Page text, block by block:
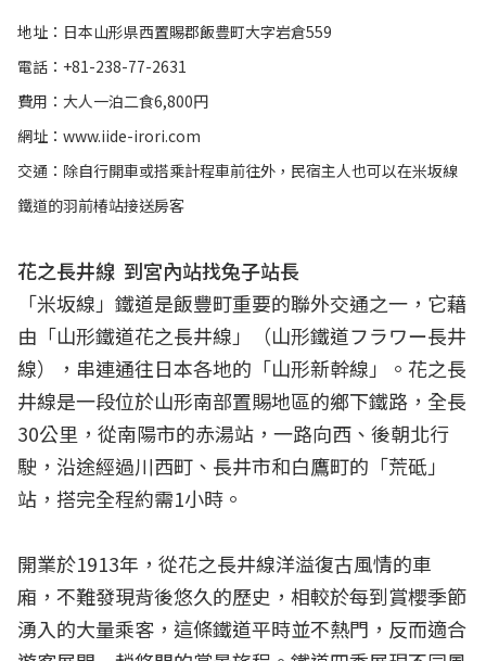
地址：日本山形県西置賜郡飯豊町大字岩倉559
電話：+81-238-77-2631
費用：大人一泊二食6,800円
網址：www.iide-irori.com
交通：除自行開車或搭乘計程車前往外，民宿主人也可以在米坂線
鐵道的羽前椿站接送房客
花之長井線 到宮內站找兔子站長
「米坂線」鐵道是飯豐町重要的聯外交通之一，它藉
由「山形鐵道花之長井線」（山形鐵道フラワー長井
線），串連通往日本各地的「山形新幹線」。花之長
井線是一段位於山形南部置賜地區的鄉下鐵路，全長
30公里，從南陽市的赤湯站，一路向西、後朝北行
駛，沿途經過川西町、長井市和白鷹町的「荒砥」
站，搭完全程約需1小時。
開業於1913年，從花之長井線洋溢復古風情的車
廂，不難發現背後悠久的歷史，相較於每到賞櫻季節
湧入的大量乘客，這條鐵道平時並不熱門，反而適合